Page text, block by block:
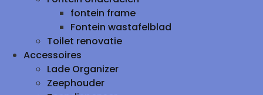
fontein frame
Fontein wastafelblad
Toilet renovatie
Accessoires
Lade Organizer
Zeephouder